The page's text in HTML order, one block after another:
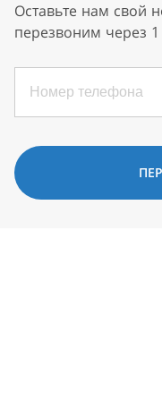
Оставьте нам свой
перезвоним через